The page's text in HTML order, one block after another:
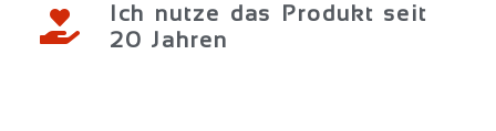
Ich nutze das Produkt seit
20 Jahren